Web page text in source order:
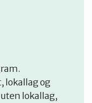
lokallag og
lokallag,